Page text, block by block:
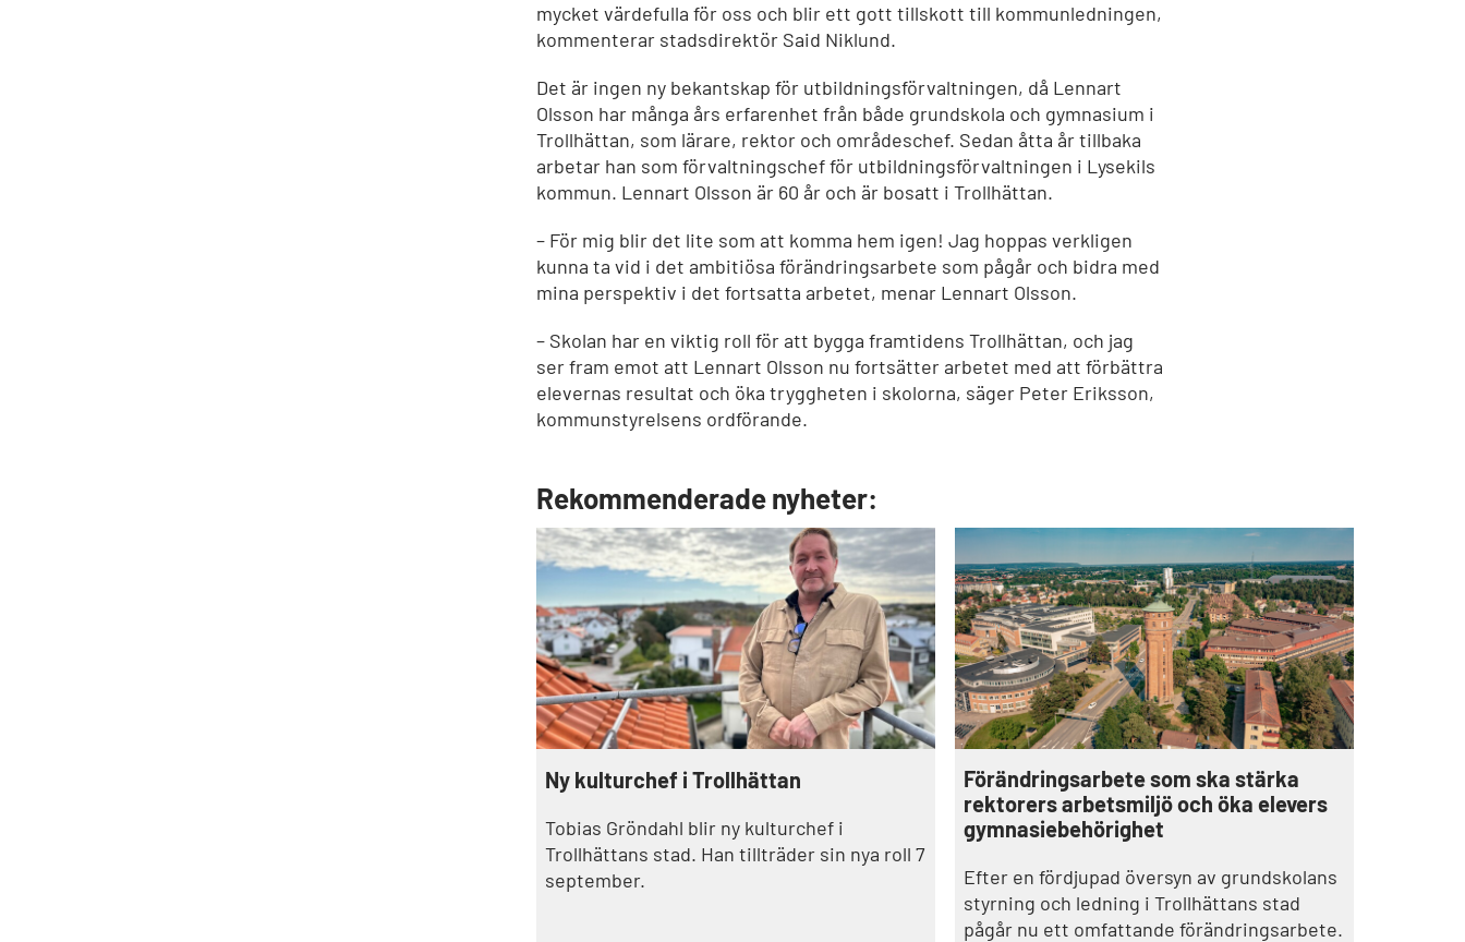
mycket värdefulla för oss och blir ett gott tillskott till kommunledningen,
kommenterar stadsdirektör Said Niklund.
Det är ingen ny bekantskap för utbildningsförvaltningen, då Lennart
Olsson har många års erfarenhet från både grundskola och gymnasium i
Trollhättan, som lärare, rektor och områdeschef. Sedan åtta år tillbaka
arbetar han som förvaltningschef för utbildningsförvaltningen i Lysekils
kommun. Lennart Olsson är 60 år och är bosatt i Trollhättan.
– För mig blir det lite som att komma hem igen! Jag hoppas verkligen
kunna ta vid i det ambitiösa förändringsarbete som pågår och bidra med
mina perspektiv i det fortsatta arbetet, menar Lennart Olsson.
– Skolan har en viktig roll för att bygga framtidens Trollhättan, och jag
ser fram emot att Lennart Olsson nu fortsätter arbetet med att förbättra
elevernas resultat och öka tryggheten i skolorna, säger Peter Eriksson,
kommunstyrelsens ordförande.
Rekommenderade nyheter:
Ny kulturchef i Trollhättan
Tobias Gröndahl blir ny kulturchef i
Trollhättans stad. Han tillträder sin nya roll 7
september.
Förändringsarbete som ska stärka
rektorers arbetsmiljö och öka elevers
gymnasiebehörighet
Efter en fördjupad översyn av grundskolans
styrning och ledning i Trollhättans stad
pågår nu ett omfattande förändringsarbete.